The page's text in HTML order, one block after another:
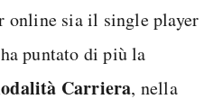
sia il single player
puntato di più la
Carriera, nella